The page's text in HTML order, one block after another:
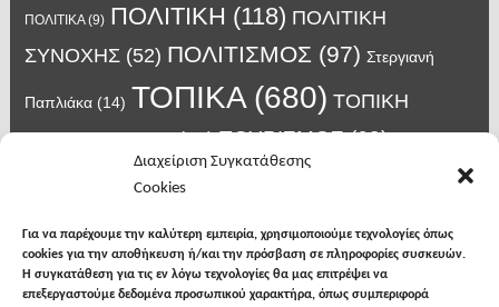
Διαχείριση Συγκατάθεσης
Cookies
Για να παρέχουμε την καλύτερη εμπειρία, χρησιμοποιούμε τεχνολογίες όπως
cookies για την αποθήκευση ή/και την πρόσβαση σε πληροφορίες συσκευών.
Η συγκατάθεση για τις εν λόγω τεχνολογίες θα μας επιτρέψει να
επεξεργαστούμε δεδομένα προσωπικού χαρακτήρα, όπως συμπεριφορά
ΠΟΛΙΤΙΚΑ(9) ΠΟΛΙΤΙΚΗ (118) ΠΟΛΙΤΙΚΗ
ΣΥΝΟΧΗΣ(52) ΠΟΛΙΤΙΣΜΟΣ (97) Στεργιανή
Παπλιάκα(14) ΤΟΠΙΚΑ(680) ΤΟΠΙΚΗ
ΑΥΤΟΔΙΟΙΚΗΣΗ(45) ΤΟΥΡΙΣΜΟΣ(63)
(14) Χατζηβασιλειου
κρούσματα κορονοϊού(18) λαϊκή Νιγρίτας(13) νοσοκομείο Σερρών
σπυροπουλος(7) υγεια(148)